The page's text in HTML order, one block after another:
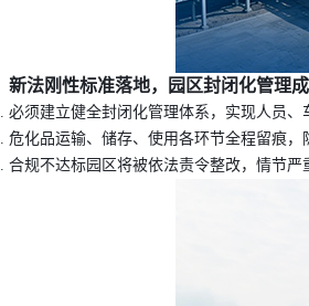
新法刚性标准落地，园区封闭化管理
必须建立健全封闭化管理体系，实现人员、
危化品运输、储存、使用各环节全程留痕，
合规不达标园区将被依法责令整改，情节严